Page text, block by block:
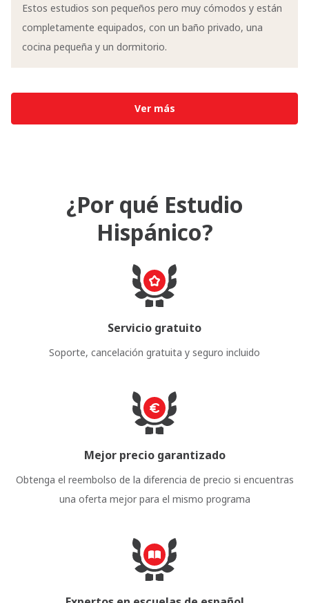
Estos estudios son pequeños pero muy cómodos y están
completamente equipados, con un baño privado, una
cocina pequeña y un dormitorio.
Ver más
¿Por qué Estudio
Hispánico?
Servicio gratuito
Soporte, cancelación gratuita y seguro incluido
Mejor precio garantizado
Obtenga el reembolso de la diferencia de precio si encuentras
una oferta mejor para el mismo programa